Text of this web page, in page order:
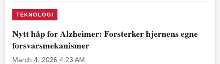
TEKNOLOGI
Nytt håp for Alzheimer: Forsterker hjernens egne
forsvarsmekanismer
March 4, 2026 4:23 AM